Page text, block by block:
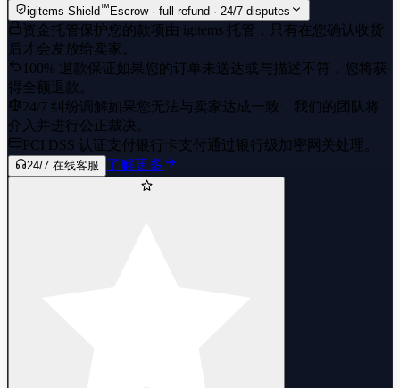
igitems Shield™ Escrow · full refund · 24/7 disputes
资金托管保护您的款项由 igitems 托管，只有在您确认收货
后才会发放给卖家。
100% 退款保证如果您的订单未送达或与描述不符，您将获
得全额退款。
24/7 纠纷调解如果您无法与卖家达成一致，我们的团队将
介入并进行公正裁决。
PCI DSS 认证支付 银行卡支付通过银行级加密网关处理。
24/7 在线客服 了解更多